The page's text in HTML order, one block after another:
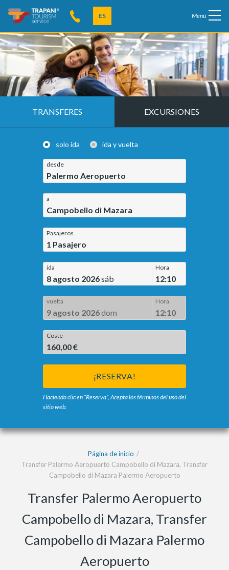
ES Menú
TRANSFERES EXCURSIONES
solo ida ida y vuelta
desde
Palermo Aeropuerto
a
Campobello di Mazara
Pasajeros
1 Pasajero
ida
8 agosto 2026sáb
Hora
12:10
vuelta
9 agosto 2026dom
Hora
12:10
Coste
160,00 €
¡RESERVA!
Haciendo clic en “Reserva”, Acepta los términos del uso del
sitio web.
Página de inicio
Transfer Palermo Aeropuerto Campobello di Mazara, Transfer
Campobello di Mazara Palermo Aeropuerto
Transfer Palermo Aeropuerto
Campobello di Mazara, Transfer
Campobello di Mazara Palermo
Aeropuerto